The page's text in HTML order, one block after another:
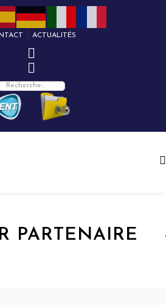
ACTUALITÉS
PARTENAIRE